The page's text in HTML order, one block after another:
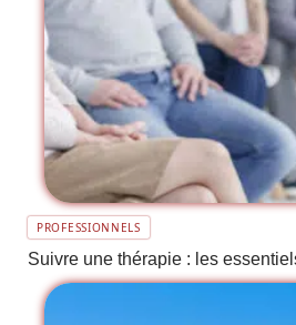
PROFESSIONNELS
Suivre une thérapie : les